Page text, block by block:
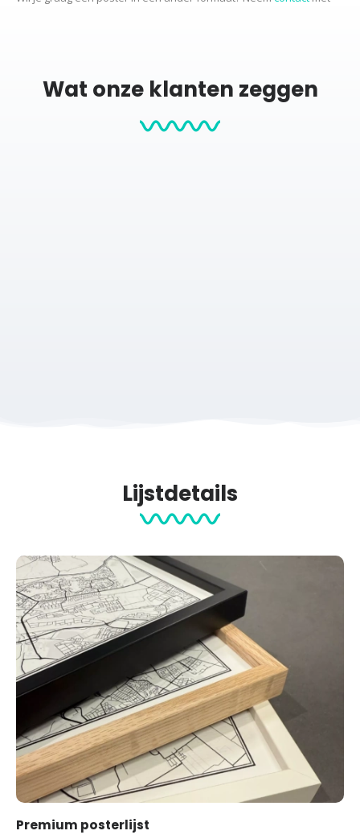
Wat onze klanten zeggen
Lijstdetails
Premium posterlijst